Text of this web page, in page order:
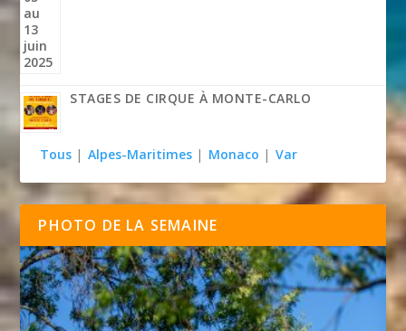
STAGES DE CIRQUE À MONTE-CARLO
Tous | Alpes-Maritimes | Monaco | Var
PHOTO DE LA SEMAINE